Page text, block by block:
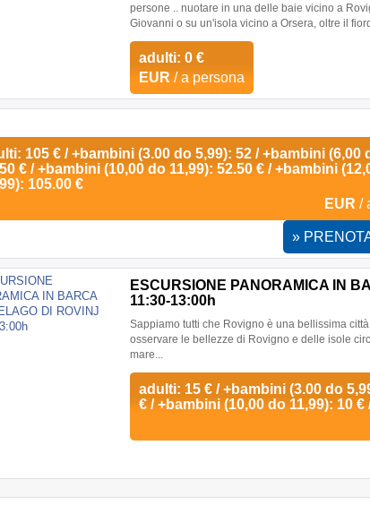
persone .. nuotare in una delle baie vicino a
Giovanni o su un'isola vicino a Orsera, oltre il
adulti: 0 €
EUR / a persona
105 € / +bambini (3.00 do 5,99): 52 / +bambini (6,00
€ / +bambini (10,00 do 11,99): 52.50 € / +bambini
105.00 €
EUR /
»
ESCURSIONE PANORAMICA IN
11:30-13:00h
Sappiamo tutti che Rovigno è una bellissima
osservare le bellezze di Rovigno e delle isole
mare...
adulti: 15 € / +bambini (3.00 do
€ / +bambini (10,00 do 11,99): 10